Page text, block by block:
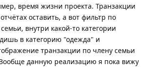
время жизни проекта. Транзакции
оставить, а вот фильтр по
внутри какой-то категории
в категорию "одежда" и
транзакции по члену семьи
данную реализацию я пока вижу